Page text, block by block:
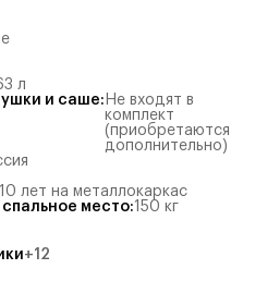
л
и саше: Не входят в
комплект
(приобретаются
дополнительно)
10 лет на металлокаркас
место:150 кг
+12